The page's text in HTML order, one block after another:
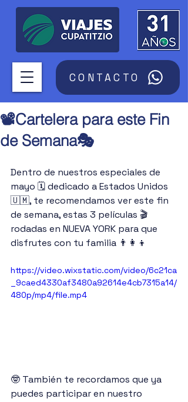
CONTACTO
📽️Cartelera para este Fin
de Semana🎭
Dentro de nuestros especiales de
mayo 🗓️ dedicado a Estados Unidos
🇺🇲, te recomendamos ver este fin
de semana, estas 3 películas 🎬
rodadas en NUEVA YORK para que
disfrutes con tu familia 👨‍👩‍👦
https://video.wixstatic.com/video/6c21ca
_9caed4330af3480a92614e4cb7315a14/
480p/mp4/file.mp4
🤓 También te recordamos que ya
puedes participar en nuestro